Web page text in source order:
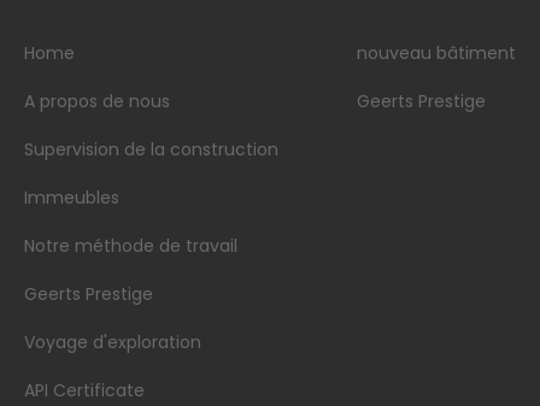
Home
A propos de nous
Supervision de la construction
Immeubles
Notre méthode de travail
Geerts Prestige
Voyage d'exploration
API Certificate
nouveau bâtiment
Geerts Prestige